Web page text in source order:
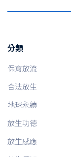
分類
保育放流
合法放生
地球永續
放生功德
放生感應